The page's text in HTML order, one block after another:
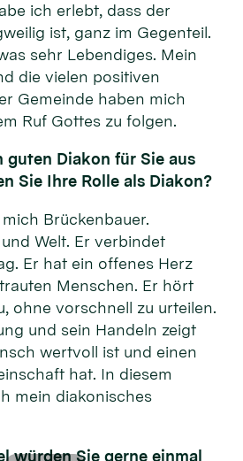
ich erlebt, dass der
ist, ganz im Gegenteil.
sehr Lebendiges. Mein
die vielen positiven
Gemeinde haben mich
Ruf Gottes zu folgen.
guten Diakon für Sie aus
Sie Ihre Rolle als Diakon?
Brückenbauer.
Welt. Er verbindet
Er hat ein offenes Herz
Menschen. Er hört
ohne vorschnell zu urteilen.
und sein Handeln zeigt
wertvoll ist und einen
hat. In diesem
mein diakonisches
würden Sie gerne einmal